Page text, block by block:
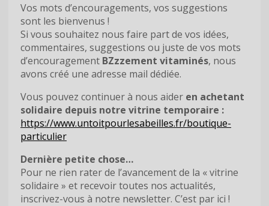
Vos mots d’encouragements, vos suggestions
sont les bienvenus !
Si vous souhaitez nous faire part de vos idées,
commentaires, suggestions ou juste de vos mots
d’encouragement BZzzement vitaminés, nous
avons créé une adresse mail dédiée.
Vous pouvez continuer à nous aider en achetant
solidaire depuis notre vitrine temporaire :
https://www.untoitpourlesabeilles.fr/boutique-
particulier
Dernière petite chose…
Pour ne rien rater de l’avancement de la « vitrine
solidaire » et recevoir toutes nos actualités,
inscrivez-vous à notre newsletter. C’est par ici !